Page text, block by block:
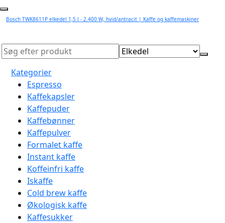
Bosch TWK8611P elkedel 1,5 l - 2.400 W, hvid/antracit | Kaffe og kaffemaskiner
Kategorier
Espresso
Kaffekapsler
Kaffepuder
Kaffebønner
Kaffepulver
Formalet kaffe
Instant kaffe
Koffeinfri kaffe
Iskaffe
Cold brew kaffe
Økologisk kaffe
Kaffesukker